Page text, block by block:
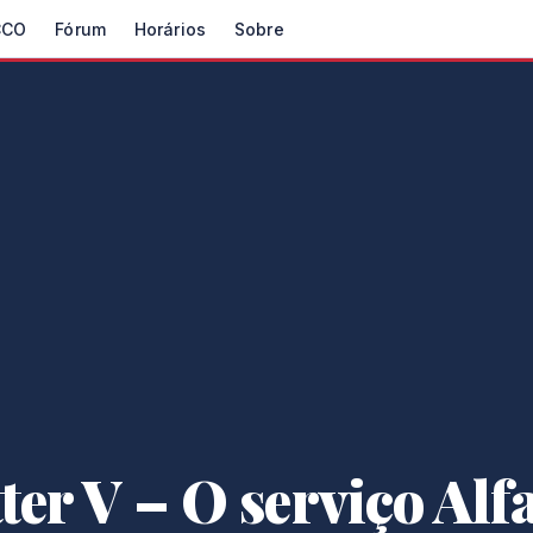
Fórum Horários Sobre
V – O serviço